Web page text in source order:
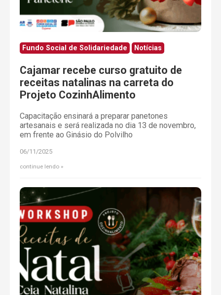
Fundo Social de Solidariedade Notícias
Cajamar recebe curso gratuito de
receitas natalinas na carreta do
Projeto CozinhAlimento
Capacitação ensinará a preparar panetones
artesanais e será realizada no dia 13 de novembro,
em frente ao Ginásio do Polvilho
06/11/2025
continue lendo